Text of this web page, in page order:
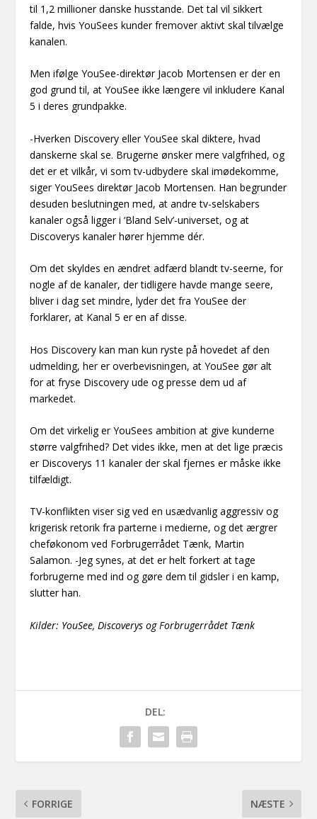
til 1,2 millioner danske husstande. Det tal vil sikkert
falde, hvis YouSees kunder fremover aktivt skal tilvælge
kanalen.
Men ifølge YouSee-direktør Jacob Mortensen er der en
god grund til, at YouSee ikke længere vil inkludere Kanal
5 i deres grundpakke.
-Hverken Discovery eller YouSee skal diktere, hvad
danskerne skal se. Brugerne ønsker mere valgfrihed, og
det er et vilkår, vi som tv-udbydere skal imødekomme,
siger YouSees direktør Jacob Mortensen. Han begrunder
desuden beslutningen med, at andre tv-selskabers
kanaler også ligger i ‘Bland Selv’-universet, og at
Discoverys kanaler hører hjemme dér.
Om det skyldes en ændret adfærd blandt tv-seerne, for
nogle af de kanaler, der tidligere havde mange seere,
bliver i dag set mindre, lyder det fra YouSee der
forklarer, at Kanal 5 er en af disse.
Hos Discovery kan man kun ryste på hovedet af den
udmelding, her er overbevisningen, at YouSee gør alt
for at fryse Discovery ude og presse dem ud af
markedet.
Om det virkelig er YouSees ambition at give kunderne
større valgfrihed? Det vides ikke, men at det lige præcis
er Discoverys 11 kanaler der skal fjernes er måske ikke
tilfældigt.
TV-konflikten viser sig ved en usædvanlig aggressiv og
krigerisk retorik fra parterne i medierne, og det ærgrer
cheføkonom ved Forbrugerrådet Tænk, Martin
Salamon. -Jeg synes, at det er helt forkert at tage
forbrugerne med ind og gøre dem til gidsler i en kamp,
slutter han.
Kilder: YouSee, Discoverys og Forbrugerrådet Tænk
DEL:
FORRIGE NÆSTE